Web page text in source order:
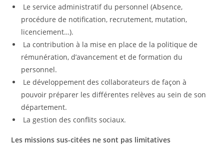
Le service administratif du personnel (Absence,
procédure de notification, recrutement, mutation,
licenciement…).
La contribution à la mise en place de la politique de
rémunération, d’avancement et de formation du
personnel.
Le développement des collaborateurs de façon à
pouvoir préparer les différentes relèves au sein de son
département.
La gestion des conflits sociaux.
Les missions sus-citées ne sont pas limitatives